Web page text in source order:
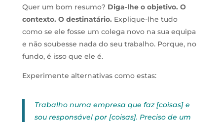
Quer um bom resumo? Diga-lhe o objetivo. O
contexto. O destinatário. Explique-lhe tudo
como se ele fosse um colega novo na sua equipa
e não soubesse nada do seu trabalho. Porque, no
fundo, é isso que ele é.
Experimente alternativas como estas:
Trabalho numa empresa que faz [coisas] e
sou responsável por [coisas]. Preciso de um